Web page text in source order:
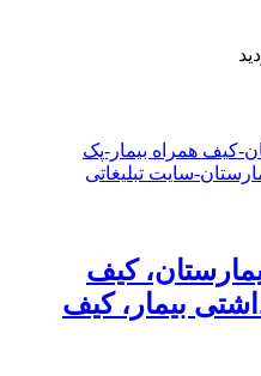
کیف
بیمار، کیف